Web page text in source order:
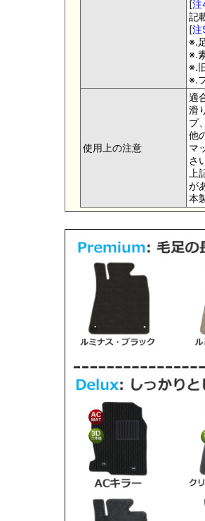
[注
記
[注
※.
※.
※.
※.
使用上の注意
適
滑
プ
他
マ
さ
上
が
本